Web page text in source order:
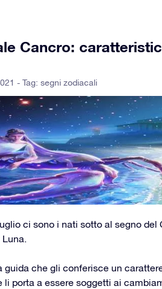
Cancro:
- Tag: segni zodiacali
ci sono i nati sotto al segno del
guida che gli conferisce un
li porta a essere soggetti ai